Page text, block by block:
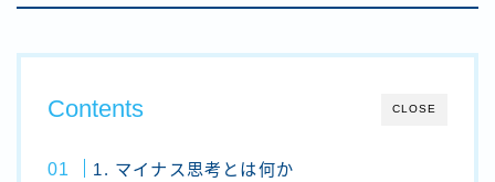
CLOSE
Contents
1. マイナス思考とは何か